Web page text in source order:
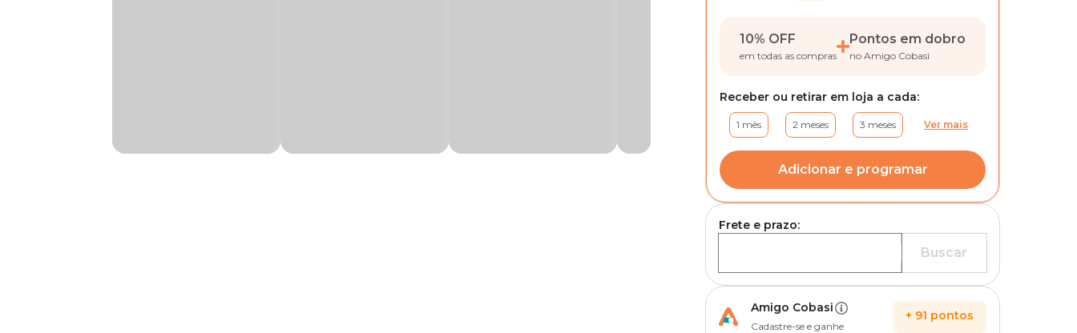
10% OFF
em todas as compras
Pontos em dobro
no Amigo Cobasi
Receber ou retirar em loja a cada:
1 mês 2 meses 3 meses Ver mais
Adicionar e programar
Frete e prazo:
Buscar
Amigo Cobasi
Cadastre-se e ganhe
+ 91 pontos